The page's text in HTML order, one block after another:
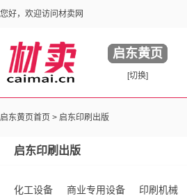
您好，欢迎访问材卖网
启东黄页
[切换]
启东黄页首页 > 启东印刷出版
启东印刷出版
化工设备 商业专用设备 印刷机械